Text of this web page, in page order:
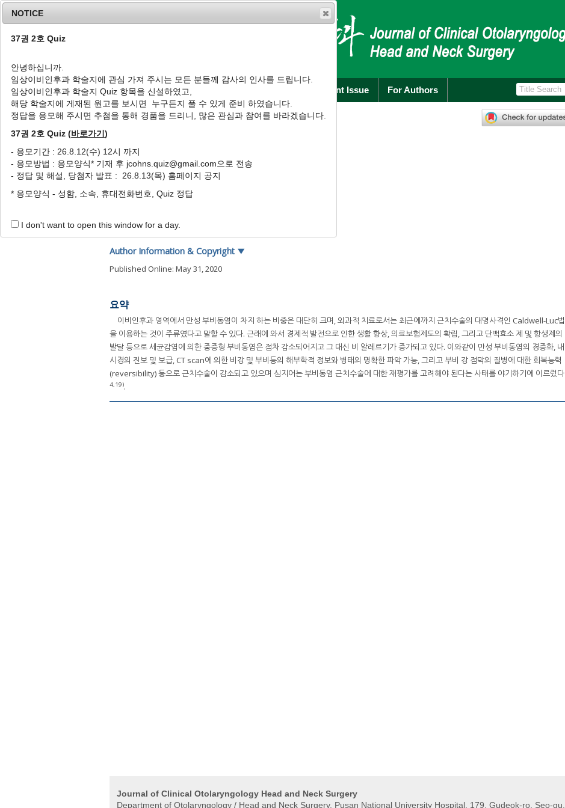
Home Journal Info Current Issue For Authors
J Clin Otolaryngol Head Neck Surg1992;3(2):251-257
pISSN: 1225-0244, eISSN: 2713-833X
Article
부비동염의 근치수술
박춘근
Chun Keun Park 1
Author Information & Copyright ▼
Published Online: May 31, 2020
요약
이비인후과 영역에서 만성 부비동염이 차지 하는 비중은 대단히 크며, 외과적 치료로서는 최근에까지 근치수술의 대명사격인 Caldwell-Luc법
을 이용하는 것이 주류였다고 말할 수 있다. 근래에 와서 경제적 발전으로 인한 생활 향상, 의료보험제도의 확립, 그리고 단백효소 제 및 항생제의
발달 등으로 세균감염에 의한 중증형 부비동염은 점차 감소되어지고 그 대신 비 알레르기가 증가되고 있다. 이와같이 만성 부비동염의 경증화, 내
시경의 진보 및 보급, CT scan에 의한 비강 및 부비등의 해부학적 정보와 병태의 명확한 파악 가능, 그리고 부비 강 점막의 질병에 대한 회복능력
(reversibility) 둥으로 근치수술이 감소되고 있으며 심지어는 부비동염 근치수술에 대한 재평가를 고려해야 된다는 사태를 야기하기에 이르렀다
4,19).
Journal of Clinical Otolaryngology Head and Neck Surgery
Department of Otolaryngology / Head and Neck Surgery, Pusan ​​National University Hospital, 179, Gudeok-ro, Seo-gu,
NOTICE
37권 2호 Quiz
안녕하십니까.
임상이비인후과 학술지에 관심 가져 주시는 모든 분들께 감사의 인사를 드립니다.
임상이비인후과 학술지 Quiz 항목을 신설하였고,
해당 학술지에 게재된 원고를 보시면 누구든지 풀 수 있게 준비 하였습니다.
정답을 응모해 주시면 추첨을 통해 경품을 드리니, 많은 관심과 참여를 바라겠습니다.
37권 2호 Quiz (바로가기)
- 응모기간 : 26.8.12(수) 12시 까지
- 응모방법 : 응모양식* 기재 후 jcohns.quiz@gmail.com으로 전송
- 정답 및 해설, 당첨자 발표 : 26.8.13(목) 홈페이지 공지
* 응모양식 - 성함, 소속, 휴대전화번호, Quiz 정답
I don't want to open this window for a day.